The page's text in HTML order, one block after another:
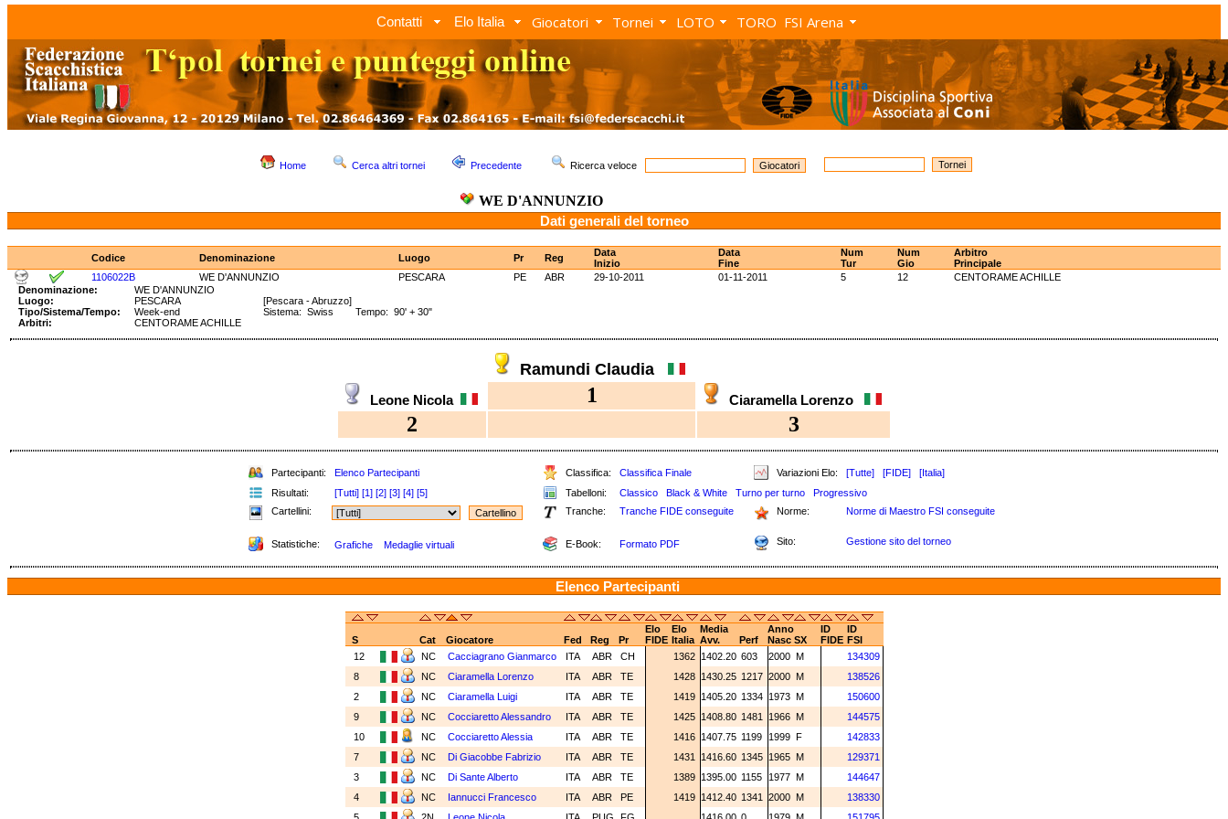
Contatti Elo Italia Giocatori Tornei LOTO TORO FSI Arena
Home Cerca altri tornei Precedente Ricerca veloce
WE D'ANNUNZIO
Dati generali del torneo
Codice Denominazione Luogo Pr Reg
Data
Inizio
Data
Fine
Num
Tur
Num
Gio
Arbitro
Principale
1106022B
WE D'ANNUNZIO PESCARA PE ABR 29-10-2011 01-11-2011 5 12
CENTORAME ACHILLE
Denominazione:
WE D'ANNUNZIO
Luogo:
PESCARA
[Pescara - Abruzzo]
Tipo/Sistema/Tempo:
Week-end
Sistema: Swiss Tempo: 90' + 30"
Arbitri:
CENTORAME ACHILLE
Ramundi Claudia
Leone Nicola 1 Ciaramella Lorenzo
2 3
Partecipanti: Elenco Partecipanti Classifica: Classifica Finale Variazioni Elo: [Tutte] [FIDE]
[Italia]
Risultati:
[Tutti] [1] [2] [3] [4] [5] Tabelloni: Classico Black & White Turno per turno
Progressivo
Cartellini:
Tranche: Tranche FIDE conseguite Norme: Norme di Maestro FSI conseguite
Statistiche: Grafiche Medaglie virtuali E-Book: Formato PDF Sito: Gestione sito del torneo
Elenco Partecipanti
Elo Elo Media Anno ID
ID
S
Cat Giocatore Fed Reg Pr FIDE Italia Avv. Perf Nasc SX FIDE FSI
12
NC Cacciagrano Gianmarco ITA ABR CH 1362 1402.20 603 2000 M
134309
8
NC Ciaramella Lorenzo ITA ABR TE 1428 1430.25 1217 2000 M
138526
2
NC Ciaramella Luigi ITA ABR TE 1419 1405.20 1334 1973 M
150600
9
NC Cocciaretto Alessandro ITA ABR TE 1425 1408.80 1481 1966 M
144575
10
NC Cocciaretto Alessia ITA ABR TE 1416 1407.75 1199 1999 F
142833
7
NC Di Giacobbe Fabrizio ITA ABR TE 1431 1416.60 1345 1965 M
129371
3
NC Di Sante Alberto ITA ABR TE 1389 1395.00 1155 1977 M
144647
4
NC Iannucci Francesco ITA ABR PE 1419 1412.40 1341 2000 M
138330